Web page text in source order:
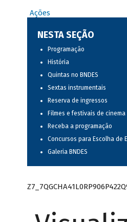
Ações
NESTA SEÇÃO
Programação
História
Quintas no BNDES
Sextas instrumentais
Reserva de ingressos
Filmes e festivais de cinema
Receba a programação
Concursos para Escolha de
Galeria BNDES